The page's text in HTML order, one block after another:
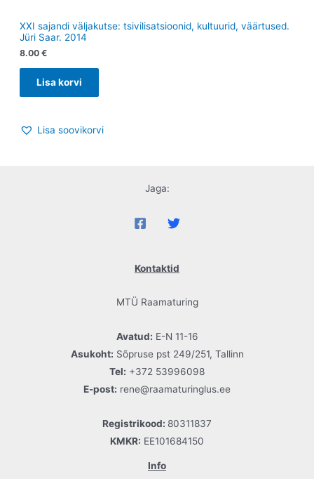
XXI sajandi väljakutse: tsivilisatsioonid, kultuurid, väärtused.
Jüri Saar. 2014
8.00 €
Lisa korvi
Lisa soovikorvi
Jaga:
Kontaktid
MTÜ Raamaturing
Avatud: E-N 11-16
Asukoht: Sõpruse pst 249/251, Tallinn
Tel: +372 53996098
E-post: rene@raamaturinglus.ee
Registrikood: 80311837
KMKR: EE101684150
Info